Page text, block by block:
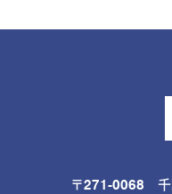
〒271-0068 千